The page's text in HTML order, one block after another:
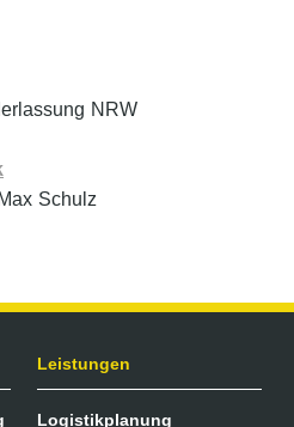
NRW
Schulz
Leistungen
Logistikplanung